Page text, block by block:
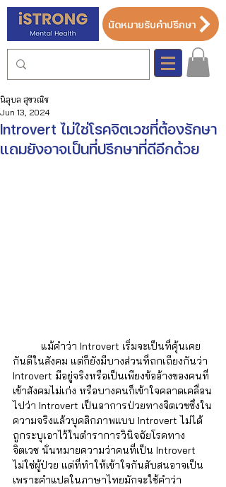
นัดหมายรับคำปรึกษา
Introvert ไม่ใช่โรคจิตเวชที่ต้องรักษา
แถมยังอาจเป็นที่ปรึกษาที่ดีอีกด้วย
นิลุบล สุขวณิช
Jun 13, 2024
กันดีในสังคม แต่ก็ยังมีบางส่วนที่ถกเถียงกันว่า
Introvert มีอยู่จริงหรือเป็นเพียงข้ออ้างของคนที่
เข้าสังคมไม่เก่ง หรือบางคนก็เข้าใจคลาดเคลื่อน
ไปว่า Introvert เป็นอาการป่วยทางจิตเวชซึ่งใน
ความจริงแล้วบุคลิกภาพแบบ Introvert ไม่ได้
ถูกระบุเอาไว้ในตำราการวินิจฉัยโรคทาง
จิตเวช นั่นหมายความว่าคนที่เป็น Introvert
ไม่ใช่ผู้ป่วย แต่ที่ทำให้เข้าใจกันสับสนอาจเป็น
เพราะคำแปลในภาษาไทยมักจะใช้คำว่า